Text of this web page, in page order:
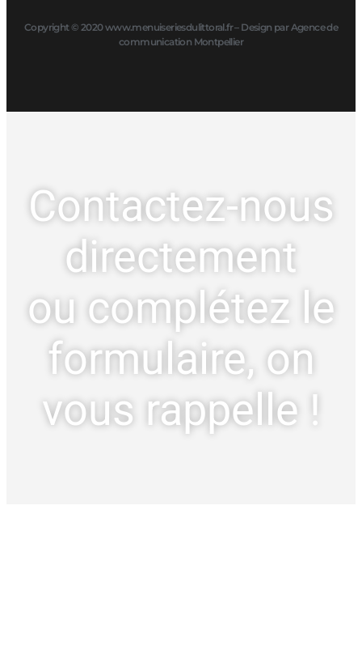
Copyright © 2020 www.menuiseriesdulittoral.fr – Design par Agence de
communication Montpellier
Contactez-nous
directement
ou complétez le
formulaire, on
vous rappelle !